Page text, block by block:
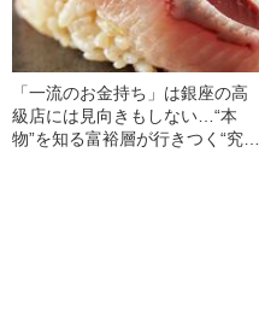
「一流のお金持ち」は銀座の高
級店には見向きもしない…“本
物”を知る富裕層が行きつく“究極